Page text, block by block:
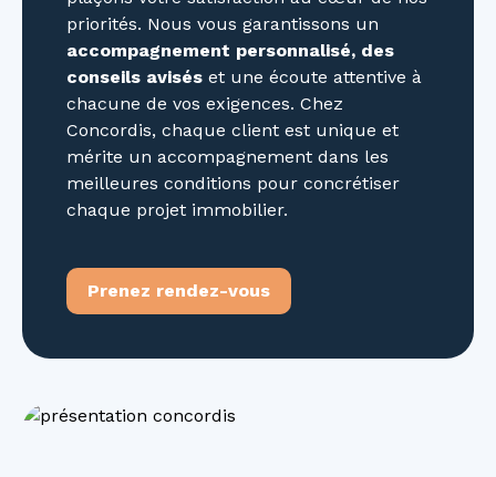
priorités. Nous vous garantissons un
accompagnement personnalisé, des
conseils avisés et une écoute attentive à
chacune de vos exigences. Chez
Concordis, chaque client est unique et
mérite un accompagnement dans les
meilleures conditions pour concrétiser
chaque projet immobilier.
Prenez rendez-vous